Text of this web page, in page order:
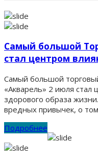
Самый большой
стал центром
Самый большой
«Акварель» 2 июля стал
здорового образа
вредных привычек, о
Подробнее